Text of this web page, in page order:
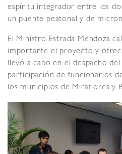
espíritu integrador entre los
un puente peatonal y de
El Ministro Estrada Mendoza
importante el proyecto y
llevó a cabo en el despacho
participación de funcionarios
los municipios de Miraflores y